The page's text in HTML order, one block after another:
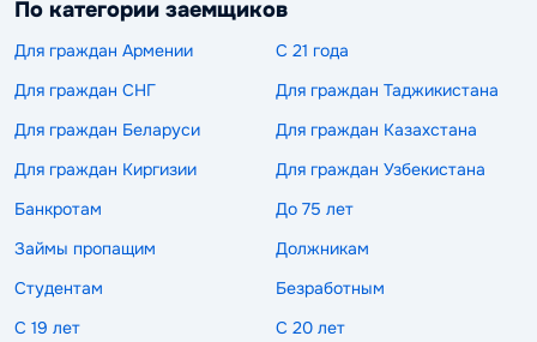
По категории заемщиков
Для граждан Армении
С 21 года
Для граждан СНГ
Для граждан Таджикистана
Для граждан Беларуси
Для граждан Казахстана
Для граждан Киргизии
Для граждан Узбекистана
Банкротам
До 75 лет
Займы пропащим
Должникам
Студентам
Безработным
С 19 лет
С 20 лет